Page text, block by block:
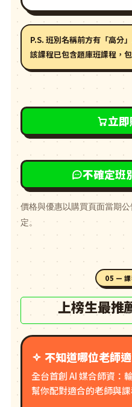
P.S. 班別名稱前方有「高分
該課程已包含題庫班課程，
立
不確定班
價格與優惠以購買頁面當期
定。
05 — 課
上榜生最推
不知道哪位老師
全台首創 AI 媒合師資：
幫你配對適合的老師與課